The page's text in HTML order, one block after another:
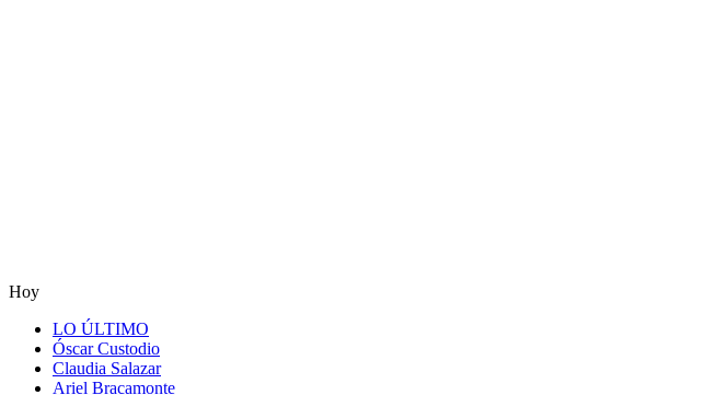
Hoy
LO ÚLTIMO
Óscar Custodio
Claudia Salazar
Ariel Bracamonte